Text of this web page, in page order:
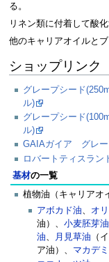
る。
リネン類に付着して酸
他のキャリアオイルと
ショップリンク
グレープシード
ル)
グレープシード
ル)
GAIAガイア グレ
ロバートティスラ
基材の一覧
植物油（キャリアオ
アボカド油、 オ
油）、小麦胚芽油
油、 月見草油 （
ア油）、 マカデ